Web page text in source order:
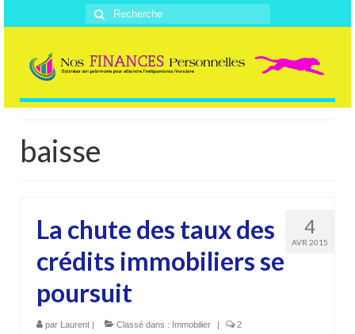
Rechercher
:
baisse
4
AVR 2015
La chute des taux des
crédits immobiliers se
poursuit
par Laurent | Classé dans : Immobilier | 2